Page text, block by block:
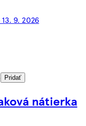
9. 2026
Pridať
nátierka